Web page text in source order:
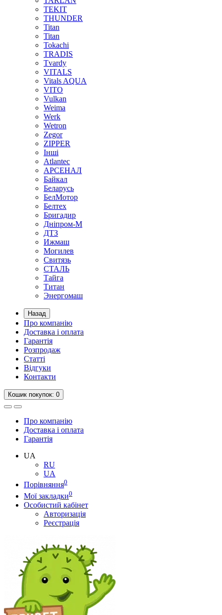
TEKIT
THUNDER
Titan
Titan
Tokachi
TRADIS
Tvardy
VITALS
Vitals AQUA
VITO
Vulkan
Weima
Werk
Wetron
Zegor
ZIPPER
Інші
Аtlantec
АРСЕНАЛ
Байкал
Беларусь
БелМотор
Белтех
Бригадир
Дніпром-М
ДТЗ
Ижмаш
Могилев
Свитязь
СТАЛЬ
Тайга
Титан
Энергомаш
Назад
Про компанію
Доставка і оплата
Гарантія
Розпродаж
Статті
Відгуки
Контакти
Кошик покупок: 0
Про компанію
Доставка і оплата
Гарантія
UA
RU
UA
Порівняння0
Мої закладки0
Особистий кабінет
Авторизація
Реєстрація